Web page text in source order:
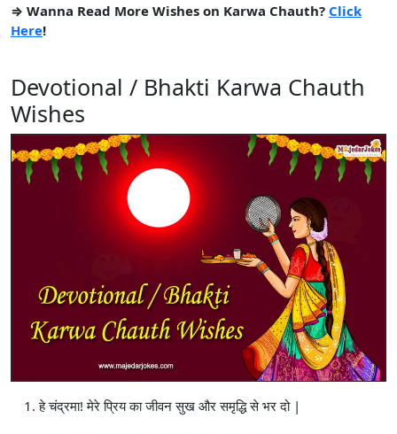
⇒ Wanna Read More Wishes on Karwa Chauth? Click
Here!
Devotional / Bhakti Karwa Chauth
Wishes
हे चंद्रमा! मेरे प्रिय का जीवन सुख और समृद्धि से भर दो |